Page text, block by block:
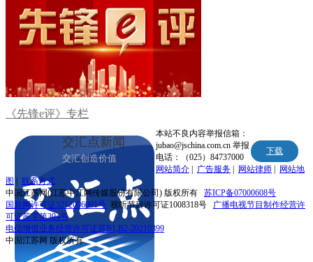
《先锋e评》专栏
交汇点新闻
交汇创造价值
下载
本站不良内容举报信箱：
jubao@jschina.com.cn 举报
电话：（025）84737000
网站简介 | 广告服务 | 网站律师 | 网站地
图 | 联系方式
中国江苏网(江苏中江网传媒股份有限公司) 版权所有 苏ICP备07000608号
国新网许可证3212006001号 视听节目许可证1008318号 广播电视节目制作经营许
可证苏字第394号
电信增值业务经营许可证苏B1,B2-20210399
中国江苏网 版权所有